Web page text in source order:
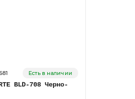
Есть в наличии
BLD-708 Черно-